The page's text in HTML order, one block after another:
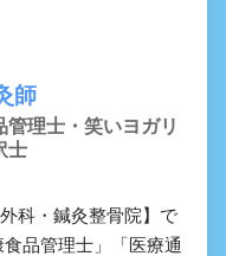
師
管理士・笑いヨガリ
士
科・鍼灸整骨院】で